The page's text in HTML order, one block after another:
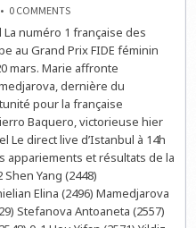
0 COMMENTSON
PRIX
FÉMININ
À
ISTANBUL
:
RONDE
4
À
14H
numéro 1 française des
au Grand Prix FIDE féminin
mars. Marie affronte
dernière du
pour la française
Baquero, victorieuse hier
Le direct live d’Istanbul à 14h
appariements et résultats de la
Yang (2448)
Elina (2496) Mamedjarova
Stefanova Antoaneta (2557)